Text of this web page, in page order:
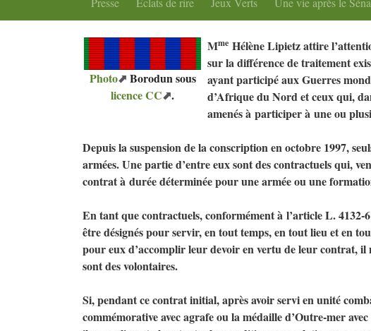
Photo
Borodun sous
licenceCC .
Mme Hélène Lipietz attire
sur la différence de traitement
ayant participé aux Guerres
d’Afrique du Nord et ceux qui,
amenés à participer à une ou
Depuis la suspension de la conscription en octobre 1997,
armées. Une partie d’entre eux sont des contractuels qui,
contrat à durée déterminée pour une armée ou une
En tant que contractuels, conformément à l’article L. 4132-
être désignés pour servir, en tout temps, en tout lieu et en
pour eux d’accomplir leur devoir en vertu de leur contrat, il
sont des volontaires.
Si, pendant ce contrat initial, après avoir servi en unité
commémorative avec agrafe ou la médaille d’Outre-mer